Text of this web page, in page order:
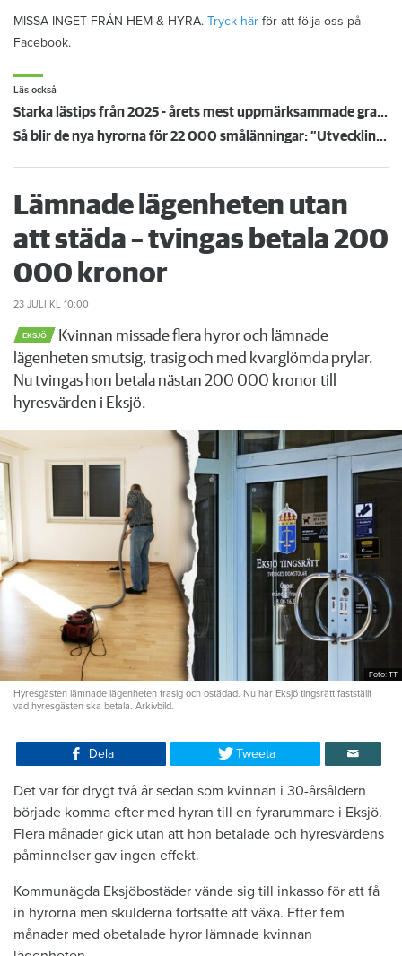
MISSA INGET FRÅN HEM & HYRA. Tryck här för att följa oss på
Facebook.
Läs också
Starka lästips från 2025 - årets mest uppmärksammade granskningar
Så blir de nya hyrorna för 22 000 smålänningar: ”Utvecklingen går åt rätt håll”
Lämnade lägenheten utan
att städa – tvingas betala 200
000 kronor
23 JULI KL 10:00
EKSJÖ
Kvinnan missade flera hyror och lämnade
lägenheten smutsig, trasig och med kvarglömda prylar.
Nu tvingas hon betala nästan 200 000 kronor till
hyresvärden i Eksjö.
Foto: TT
Hyresgästen lämnade lägenheten trasig och ostädad. Nu har Eksjö tingsrätt fastställt
vad hyresgästen ska betala. Arkivbild.
Dela Tweeta
Det var för drygt två år sedan som kvinnan i 30-årsåldern
började komma efter med hyran till en fyrarummare i Eksjö.
Flera månader gick utan att hon betalade och hyresvärdens
påminnelser gav ingen effekt.
Kommunägda Eksjöbostäder vände sig till inkasso för att få
in hyrorna men skulderna fortsatte att växa. Efter fem
månader med obetalade hyror lämnade kvinnan